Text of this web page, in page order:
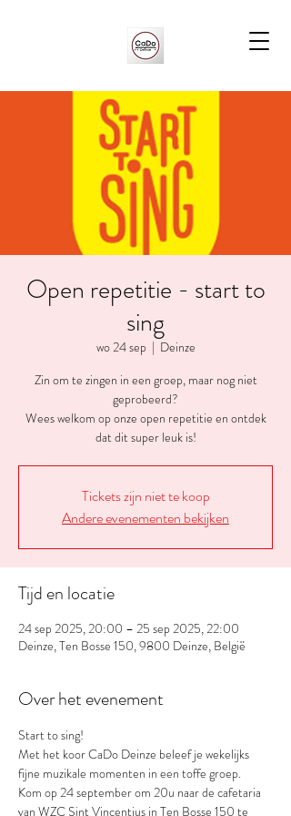
Open repetitie - start to
sing
wo 24 sep
  |
Deinze
Zin om te zingen in een groep, maar nog niet
geprobeerd?
Wees welkom op onze open repetitie en ontdek
dat dit super leuk is!
Tickets zijn niet te koop
Andere evenementen bekijken
Tijd en locatie
24 sep 2025, 20:00 – 25 sep 2025, 22:00
Deinze, Ten Bosse 150, 9800 Deinze, België
Over het evenement
Start to sing!
Met het koor CaDo Deinze beleef je wekelijks
fijne muzikale momenten in een toffe groep.
Kom op 24 september om 20u naar de cafetaria
van WZC Sint Vincentius in Ten Bosse 150 te